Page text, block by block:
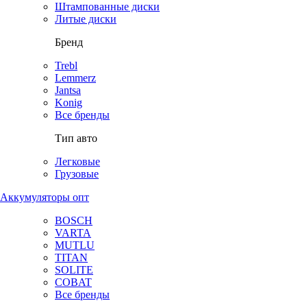
Штампованные диски
Литые диски
Бренд
Trebl
Lemmerz
Jantsa
Konig
Все бренды
Тип авто
Легковые
Грузовые
Аккумуляторы опт
BOSCH
VARTA
MUTLU
TITAN
SOLITE
COBAT
Все бренды